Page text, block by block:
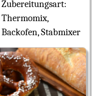
Zubereitungsart:
Thermomix,
Backofen, Stabmixer